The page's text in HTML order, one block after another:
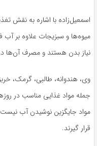
اسمعیل‌زاده با اشاره به نقش
میوه‌ها و سبزیجات علاوه بر آب
نیاز بدن هستند و مصرف آن‌ها
وی، هندوانه، طالبی، گرمک،
جمله مواد غذایی مناسب در
مواد جایگزین نوشیدن آب نیست
قرار گیرند.